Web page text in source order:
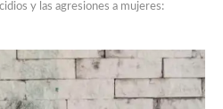
y las agresiones a mujeres: